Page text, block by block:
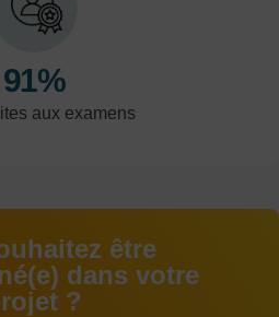
91%
aux examens
être
dans votre
?